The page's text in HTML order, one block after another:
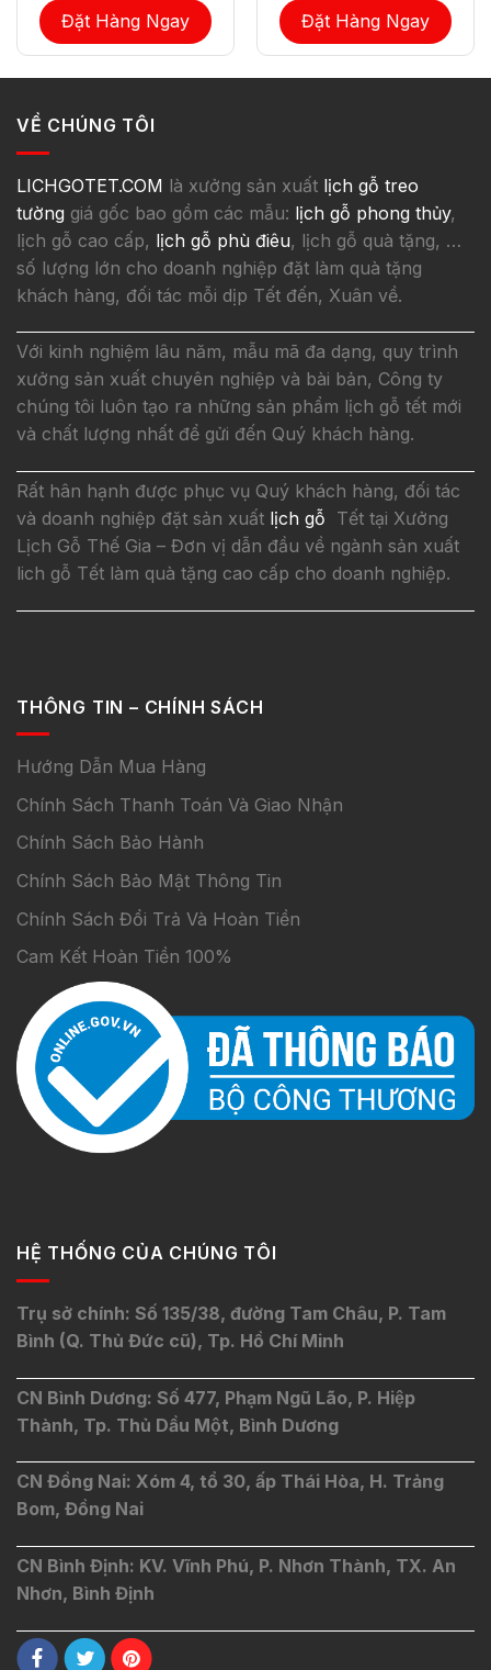
Đặt Hàng Ngay Đặt Hàng Ngay
VỀ CHÚNG TÔI
LICHGOTET.COM là xưởng sản xuất lịch gỗ treo
tường giá gốc bao gồm các mẫu: lịch gỗ phong thủy,
lịch gỗ cao cấp, lịch gỗ phù điêu, lịch gỗ quà tặng, …
số lượng lớn cho doanh nghiệp đặt làm quà tặng
khách hàng, đối tác mỗi dịp Tết đến, Xuân về.
Với kinh nghiệm lâu năm, mẫu mã đa dạng, quy trình
xưởng sản xuất chuyên nghiệp và bài bản, Công ty
chúng tôi luôn tạo ra những sản phẩm lịch gỗ tết mới
và chất lượng nhất để gửi đến Quý khách hàng.
Rất hân hạnh được phục vụ Quý khách hàng, đối tác
và doanh nghiệp đặt sản xuất lịch gỗ Tết tại Xưởng
Lịch Gỗ Thế Gia – Đơn vị dẫn đầu về ngành sản xuất
lich gỗ Tết làm quà tặng cao cấp cho doanh nghiệp.
THÔNG TIN – CHÍNH SÁCH
Hướng Dẫn Mua Hàng
Chính Sách Thanh Toán Và Giao Nhận
Chính Sách Bảo Hành
Chính Sách Bảo Mật Thông Tin
Chính Sách Đổi Trả Và Hoàn Tiền
Cam Kết Hoàn Tiền 100%
HỆ THỐNG CỦA CHÚNG TÔI
Trụ sở chính: Số 135/38, đường Tam Châu, P. Tam
Bình (Q. Thủ Đức cũ), Tp. Hồ Chí Minh
CN Bình Dương: Số 477, Phạm Ngũ Lão, P. Hiệp
Thành, Tp. Thủ Dầu Một, Bình Dương
CN Đồng Nai: Xóm 4, tổ 30, ấp Thái Hòa, H. Trảng
Bom, Đồng Nai
CN Bình Định: KV. Vĩnh Phú, P. Nhơn Thành, TX. An
Nhơn, Bình Định